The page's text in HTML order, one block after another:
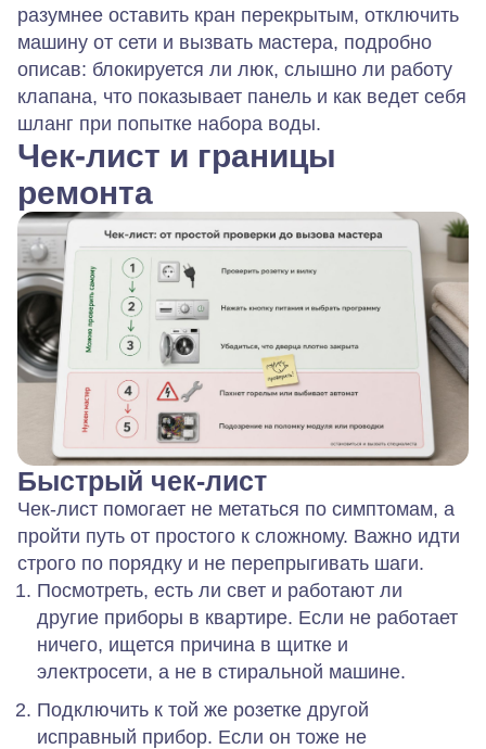
разумнее оставить кран перекрытым, отключить
машину от сети и вызвать мастера, подробно
описав: блокируется ли люк, слышно ли работу
клапана, что показывает панель и как ведет себя
шланг при попытке набора воды.
Чек‑лист и границы
ремонта
Быстрый чек‑лист
Чек‑лист помогает не метаться по симптомам, а
пройти путь от простого к сложному. Важно идти
строго по порядку и не перепрыгивать шаги.
Посмотреть, есть ли свет и работают ли
другие приборы в квартире. Если не работает
ничего, ищется причина в щитке и
электросети, а не в стиральной машине.
Подключить к той же розетке другой
исправный прибор. Если он тоже не